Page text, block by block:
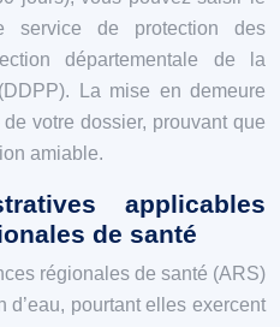
de protection des
départementale de la
La mise en demeure
votre dossier, prouvant que
amiable.
applicables
de santé
régionales de santé (ARS)
pourtant elles exercent